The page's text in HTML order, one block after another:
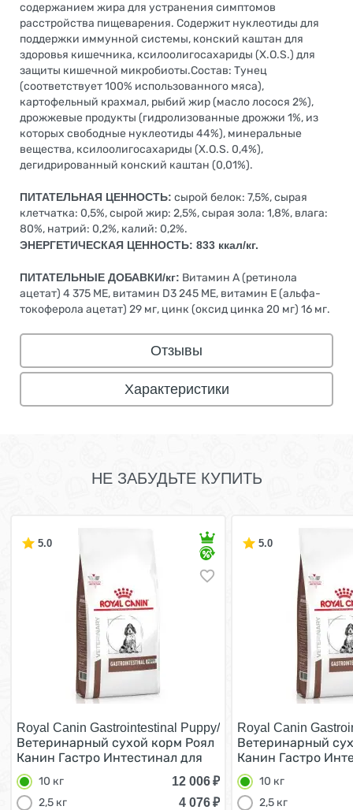
содержанием жира для устранения симптомов
расстройства пищеварения. Содержит нуклеотиды для
поддержки иммунной системы, конский каштан для
здоровья кишечника, ксилоолигосахариды (X.O.S.) для
защиты кишечной микробиоты.Состав: Тунец
(соответствует 100% использованного мяса),
картофельный крахмал, рыбий жир (масло лосося 2%),
дрожжевые продукты (гидролизованные дрожжи 1%, из
которых свободные нуклеотиды 44%), минеральные
вещества, ксилоолигосахариды (X.O.S. 0,4%),
дегидрированный конский каштан (0,01%).
ПИТАТЕЛЬНАЯ ЦЕННОСТЬ: сырой белок: 7,5%, сырая
клетчатка: 0,5%, сырой жир: 2,5%, сырая зола: 1,8%, влага:
80%, натрий: 0,2%, калий: 0,2%.
ЭНЕРГЕТИЧЕСКАЯ ЦЕННОСТЬ: 833 ккал/кг.
ПИТАТЕЛЬНЫЕ ДОБАВКИ/кг: Витамин А (ретинола
ацетат) 4 375 МЕ, витамин D3 245 МЕ, витамин Е (альфа-
токоферола ацетат) 29 мг, цинк (оксид цинка 20 мг) 16 мг.
Отзывы
Характеристики
НЕ ЗАБУДЬТЕ КУПИТЬ
5.0
Royal Canin Gastrointestinal Puppy/
Ветеринарный сухой корм Роял
Канин Гастро Интестинал для
Щенков при нарушении
Пищеварения 10 кг
10 кг 12 006₽
2,5 кг
4 076₽
5.0
Royal Canin
Ветеринарный
Канин Гастро
Щенков при
Пищеварения 10
10 кг
2,5 кг